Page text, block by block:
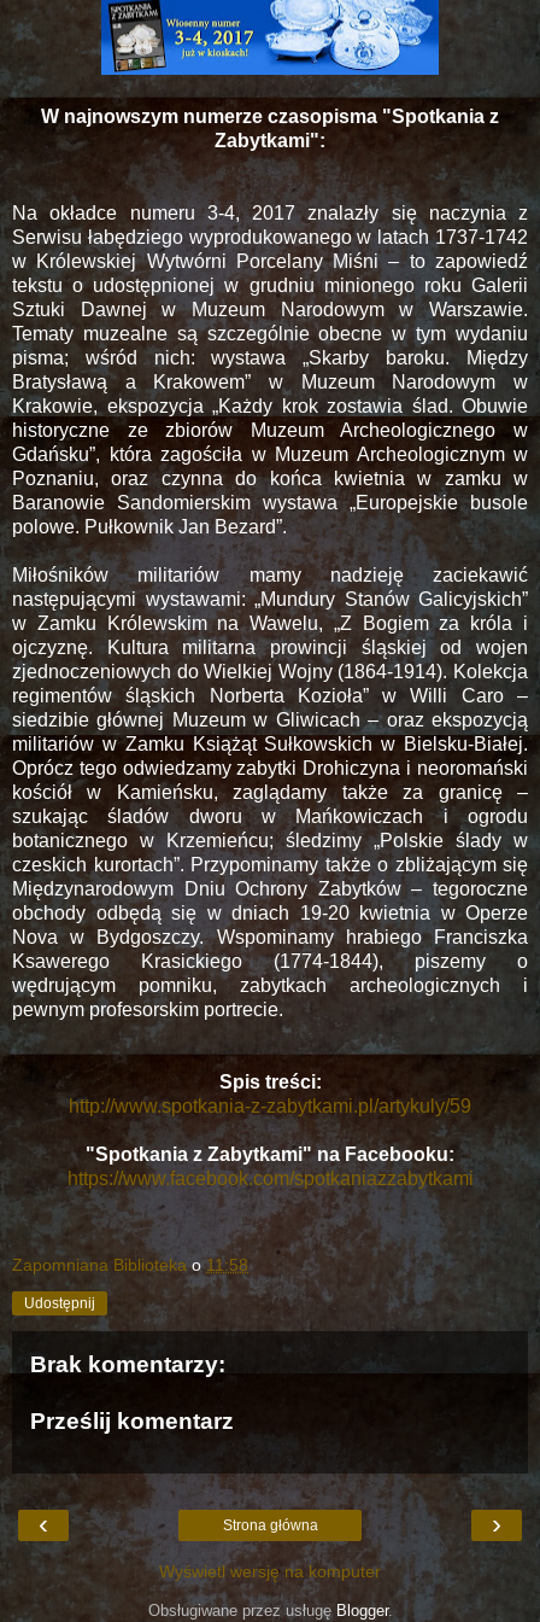
W najnowszym numerze czasopisma "Spotkania z
Zabytkami":
Na okładce numeru 3-4, 2017 znalazły się naczynia z
Serwisu łabędziego wyprodukowanego w latach 1737-1742
w Królewskiej Wytwórni Porcelany Miśni – to zapowiedź
tekstu o udostępnionej w grudniu minionego roku Galerii
Sztuki Dawnej w Muzeum Narodowym w Warszawie.
Tematy muzealne są szczególnie obecne w tym wydaniu
pisma; wśród nich: wystawa „Skarby baroku. Między
Bratysławą a Krakowem” w Muzeum Narodowym w
Krakowie, ekspozycja „Każdy krok zostawia ślad. Obuwie
historyczne ze zbiorów Muzeum Archeologicznego w
Gdańsku”, która zagościła w Muzeum Archeologicznym w
Poznaniu, oraz czynna do końca kwietnia w zamku w
Baranowie Sandomierskim wystawa „Europejskie busole
polowe. Pułkownik Jan Bezard”.
Miłośników militariów mamy nadzieję zaciekawić
następującymi wystawami: „Mundury Stanów Galicyjskich”
w Zamku Królewskim na Wawelu, „Z Bogiem za króla i
ojczyznę. Kultura militarna prowincji śląskiej od wojen
zjednoczeniowych do Wielkiej Wojny (1864-1914). Kolekcja
regimentów śląskich Norberta Kozioła” w Willi Caro –
siedzibie głównej Muzeum w Gliwicach – oraz ekspozycją
militariów w Zamku Książąt Sułkowskich w Bielsku-Białej.
Oprócz tego odwiedzamy zabytki Drohiczyna i neoromański
kościół w Kamieńsku, zaglądamy także za granicę –
szukając śladów dworu w Mańkowiczach i ogrodu
botanicznego w Krzemieńcu; śledzimy „Polskie ślady w
czeskich kurortach”. Przypominamy także o zbliżającym się
Międzynarodowym Dniu Ochrony Zabytków – tegoroczne
obchody odbędą się w dniach 19-20 kwietnia w Operze
Nova w Bydgoszczy. Wspominamy hrabiego Franciszka
Ksawerego Krasickiego (1774-1844), piszemy o
wędrującym pomniku, zabytkach archeologicznych i
pewnym profesorskim portrecie.
Spis treści:
http://www.spotkania-z-zabytkami.pl/artykuly/59
"Spotkania z Zabytkami" na Facebooku:
https://www.facebook.com/spotkaniazzabytkami
Zapomniana Biblioteka o11:58
Udostępnij
Brak komentarzy:
Prześlij komentarz
‹ ›
Strona główna
Wyświetl wersję na komputer
Obsługiwane przez usługę Blogger.